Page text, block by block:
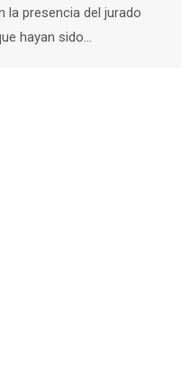
la presencia del jurado
hayan sido…